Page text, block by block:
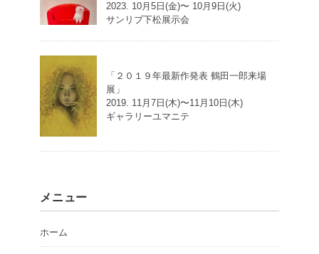
2023. 10月5日(金)〜 10月9日(火)
サンリブ下松展示会
「２０１９年最新作発表 鶴田一郎来場
展」
2019. 11月7日(木)〜11月10日(木)
ギャラリーユマニテ
メニュー
ホーム